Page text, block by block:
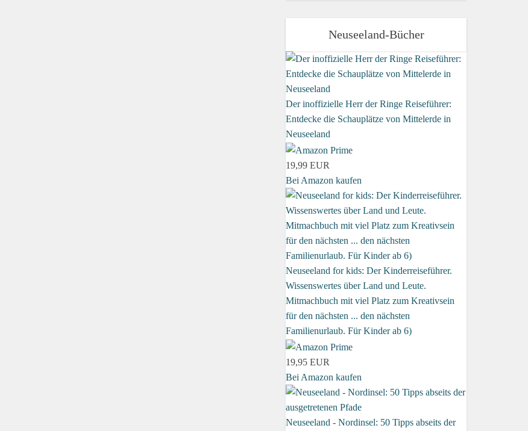
Neuseeland-Bücher
Der inoffizielle Herr der Ringe Reiseführer:
Entdecke die Schauplätze von Mittelerde in
Neuseeland
19,99 EUR
Bei Amazon kaufen
Neuseeland for kids: Der Kinderreiseführer.
Wissenswertes über Land und Leute.
Mitmachbuch mit viel Platz zum Kreativsein
für den nächsten ... den nächsten
Familienurlaub. Für Kinder ab 6)
19,95 EUR
Bei Amazon kaufen
Neuseeland - Nordinsel: 50 Tipps abseits der